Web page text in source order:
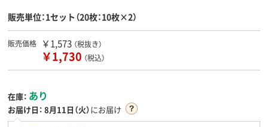
販売単位：1セット（20枚：10枚×2）
販売価格 ￥1,573 （税抜き）
￥1,730 （税込）
在庫： あり
お届け日： 8月11日（火）にお届け